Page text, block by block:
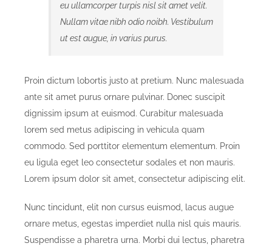
eu ullamcorper turpis nisl sit amet velit.
Nullam vitae nibh odio noibh. Vestibulum
ut est augue, in varius purus.
Proin dictum lobortis justo at pretium. Nunc malesuada
ante sit amet purus ornare pulvinar. Donec suscipit
dignissim ipsum at euismod. Curabitur malesuada
lorem sed metus adipiscing in vehicula quam
commodo. Sed porttitor elementum elementum. Proin
eu ligula eget leo consectetur sodales et non mauris.
Lorem ipsum dolor sit amet, consectetur adipiscing elit.
Nunc tincidunt, elit non cursus euismod, lacus augue
ornare metus, egestas imperdiet nulla nisl quis mauris.
Suspendisse a pharetra urna. Morbi dui lectus, pharetra